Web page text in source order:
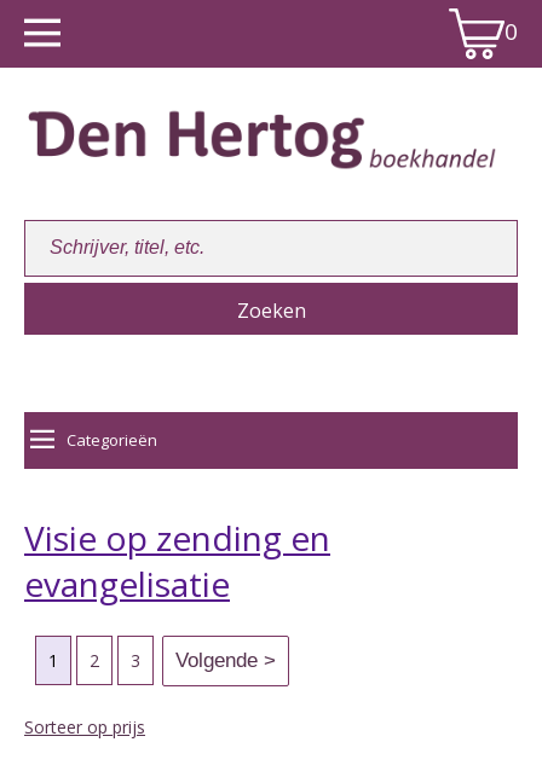
0
Winkelwagen:0
Categorieën
Visie op zending en
evangelisatie
1 2 3
Sorteer op prijs